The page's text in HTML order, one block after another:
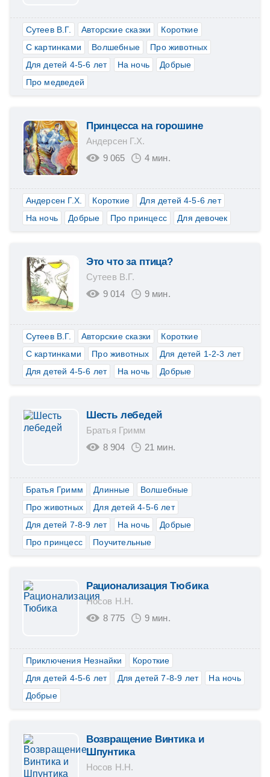
Сутеев В.Г. Авторские сказки
Короткие
С картинками
Волшебные
Про животных
Для детей 4-5-6 лет
На ночь
Добрые
Про медведей
Принцесса на горошине
Андерсен Г.Х.
9 065
4 мин.
Андерсен Г.Х. Короткие
Для детей 4-5-6 лет
На ночь
Добрые Про принцесс Для девочек
Это что за птица?
Сутеев В.Г.
9 014
9 мин.
Сутеев В.Г. Авторские сказки
Короткие
С картинками
Про животных
Для детей 1-2-3 лет
Для детей 4-5-6 лет
На ночь Добрые
Шесть лебедей
Братья Гримм
8 904
21 мин.
Братья Гримм Длинные
Волшебные
Про животных
Для детей 4-5-6 лет
Для детей 7-8-9 лет
На ночь
Добрые
Про принцесс
Поучительные
Рационализация Тюбика
Носов Н.Н.
8 775
9 мин.
Приключения Незнайки
Короткие
Для детей 4-5-6 лет
Для детей 7-8-9 лет
На ночь
Добрые
Возвращение Винтика и
Шпунтика
Носов Н.Н.